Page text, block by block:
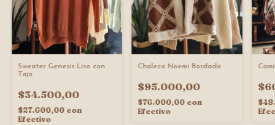
Sweater Genesis Liso con
Tajo
$34.500,00
$27.600,00 con
Efectivo
Chaleco Noemi Bordado
$95.000,00
$76.000,00 con
Efectivo